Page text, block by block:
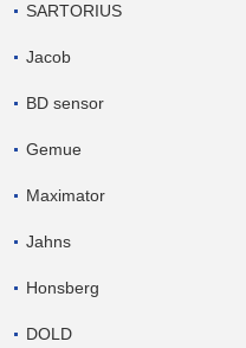
SARTORIUS
Jacob
BD sensor
Gemue
Maximator
Jahns
Honsberg
DOLD